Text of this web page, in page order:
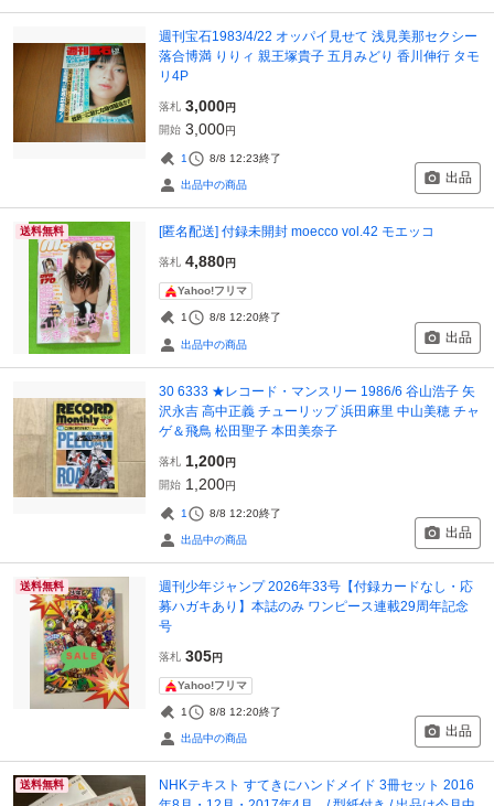
週刊宝石1983/4/22 オッパイ見せて 浅見美那セクシー
落合博満 りりィ 親王塚貴子 五月みどり 香川伸行 タモ
リ4P
落札 3,000円
開始 3,000円
1 8/8 12:23終了
出品中の商品 出品
送料無料 [匿名配送] 付録未開封 moecco vol.42 モエッコ
落札 4,880円
Yahoo!フリマ
1 8/8 12:20終了
出品中の商品 出品
30 6333 ★レコード・マンスリー 1986/6 谷山浩子 矢
沢永吉 高中正義 チューリップ 浜田麻里 中山美穂 チャ
ゲ＆飛鳥 松田聖子 本田美奈子
落札 1,200円
開始 1,200円
1 8/8 12:20終了
出品中の商品 出品
送料無料
週刊少年ジャンプ 2026年33号【付録カードなし・応
募ハガキあり】本誌のみ ワンピース連載29周年記念
号
落札 305円
Yahoo!フリマ
1 8/8 12:20終了
出品中の商品 出品
送料無料
NHKテキスト すてきにハンドメイド 3冊セット 2016